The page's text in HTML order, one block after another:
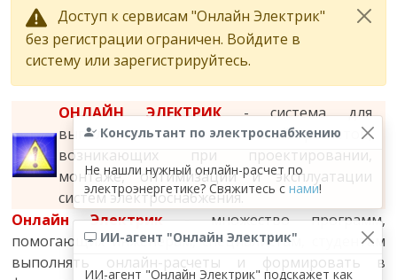
Доступ к сервисам "Онлайн Электрик"
без регистрации ограничен. Войдите в
систему или зарегистрируйтесь.
Консультант по электроснабжению
Не нашли нужный онлайн-расчет по
электроэнергетике? Свяжитесь с нами!
ИИ-агент "Онлайн Электрик"
ИИ-агент "Онлайн Электрик" подскажет как
ОНЛАЙН ЭЛЕКТРИК- система для
выполнения онлайн-расчетов,
возникающих при проектировании,
монтаже, оптимизации и эксплуатации
систем электроснабжения.
Онлайн Электрик- множество программ,
помогающих инженерам, специалистам, студентам
выполнять онлайн-расчеты и формировать в